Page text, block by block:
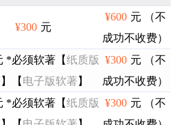
¥300 元
¥600 元 （不
成功不收费）
*必须软著【纸质版
】【 电子版软著 】
¥300 元 （不
成功不收费）
*必须软著【纸质版 ¥300 元 （不